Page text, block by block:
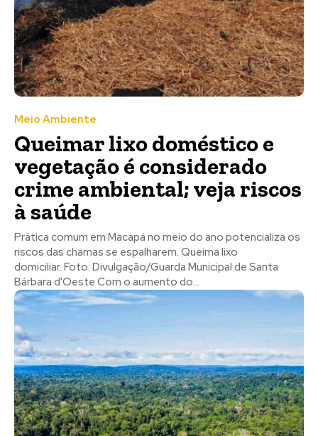
Meio Ambiente
Queimar lixo doméstico e
vegetação é considerado
crime ambiental; veja riscos
à saúde
Prática comum em Macapá no meio do ano potencializa os
riscos das chamas se espalharem. Queima lixo
domiciliar. Foto: Divulgação/Guarda Municipal de Santa
Bárbara d'Oeste Com o aumento do...